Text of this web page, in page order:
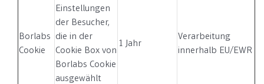
Borlabs
Cookie
Einstellungen
der Besucher,
die in der
Cookie Box von
Borlabs Cookie
ausgewählt
1 Jahr
Verarbeitung
innerhalb EU/EWR